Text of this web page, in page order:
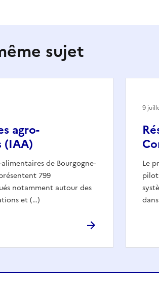
sujet
agro-
(IAA)
de Bourgogne-
799
notamment autour des
et (…)
Le
9